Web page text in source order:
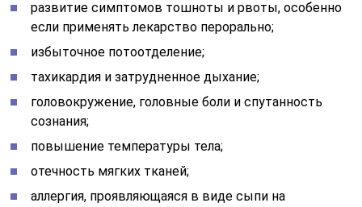
развитие симптомов тошноты и рвоты, особенно
если применять лекарство перорально;
избыточное потоотделение;
тахикардия и затрудненное дыхание;
головокружение, головные боли и спутанность
сознания;
повышение температуры тела;
отечность мягких тканей;
аллергия, проявляющаяся в виде сыпи на